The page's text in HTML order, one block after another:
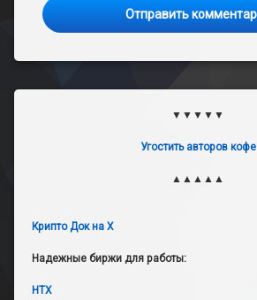
▼▼▼▼▼
Угостить авторов кофе
▲▲▲▲▲
Крипто Док на X
Надежные биржи для работы:
HTX